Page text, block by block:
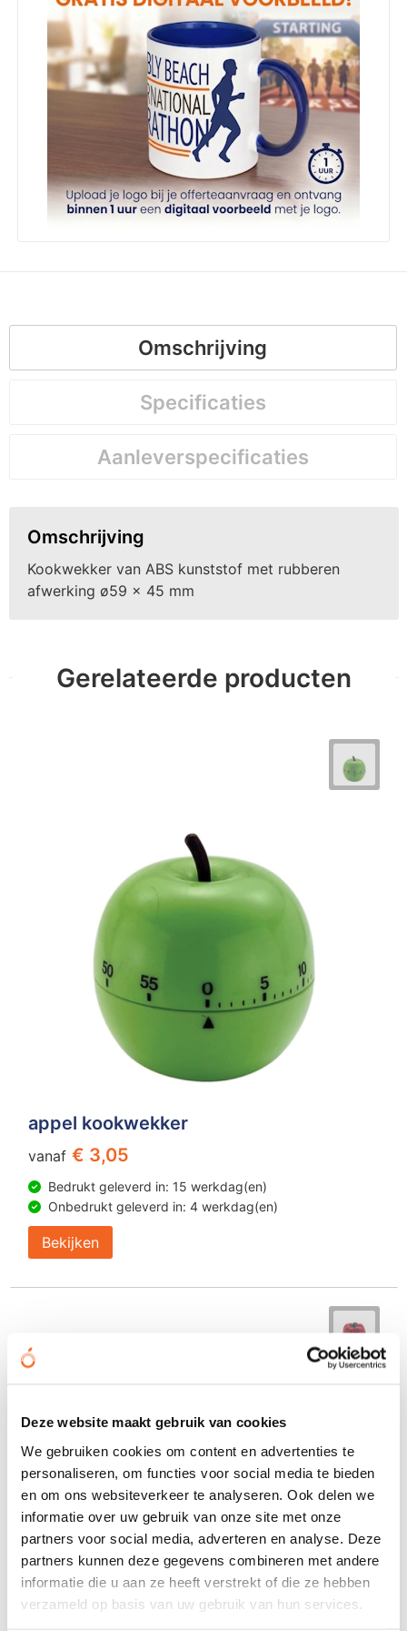
Deze website maakt gebruik van cookies
We gebruiken cookies om content en advertenties te
personaliseren, om functies voor social media te bieden
en om ons websiteverkeer te analyseren. Ook delen we
informatie over uw gebruik van onze site met onze
partners voor social media, adverteren en analyse. Deze
partners kunnen deze gegevens combineren met andere
informatie die u aan ze heeft verstrekt of die ze hebben
verzameld op basis van uw gebruik van hun services.
Omschrijving
Specificaties
Aanleverspecificaties
Omschrijving
Kookwekker van ABS kunststof met rubberen
afwerking ø59 x 45 mm
Gerelateerde producten
appel kookwekker
vanaf € 3,05
Bedrukt geleverd in: 15 werkdag(en)
Onbedrukt geleverd in: 4 werkdag(en)
Bekijken